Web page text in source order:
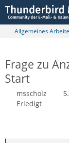
Allgemeines
Frage zu
Start
msscholz
Erledigt